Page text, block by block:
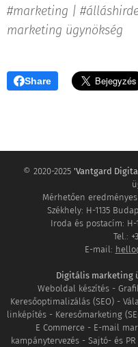
#marketing |
marketing ügynökség
Share
© 2020-2025 'Vantgard
Mérhetően
Székhely: H-1135
Iroda és postacím: H-
Tel.:
E-mail:
Digitális marketing
Weboldal készítés -
Keresőoptimalizálás (SEO) -
linképítés - Keresőmarketing
E Commerce - E-mail
kampánytervezés - Sajtó- és